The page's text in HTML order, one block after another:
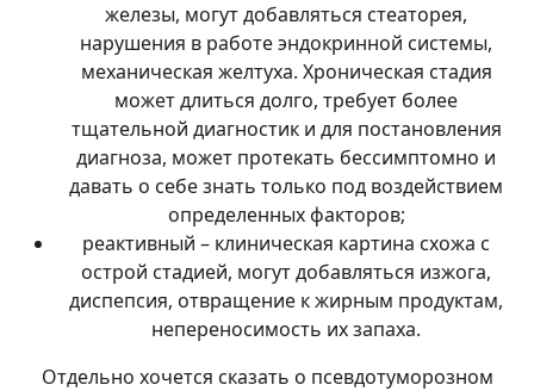
железы, могут добавляться стеаторея,
нарушения в работе эндокринной системы,
механическая желтуха. Хроническая стадия
может длиться долго, требует более
тщательной диагностик и для постановления
диагноза, может протекать бессимптомно и
давать о себе знать только под воздействием
определенных факторов;
реактивный – клиническая картина схожа с
острой стадией, могут добавляться изжога,
диспепсия, отвращение к жирным продуктам,
непереносимость их запаха.
Отдельно хочется сказать о псевдотуморозном